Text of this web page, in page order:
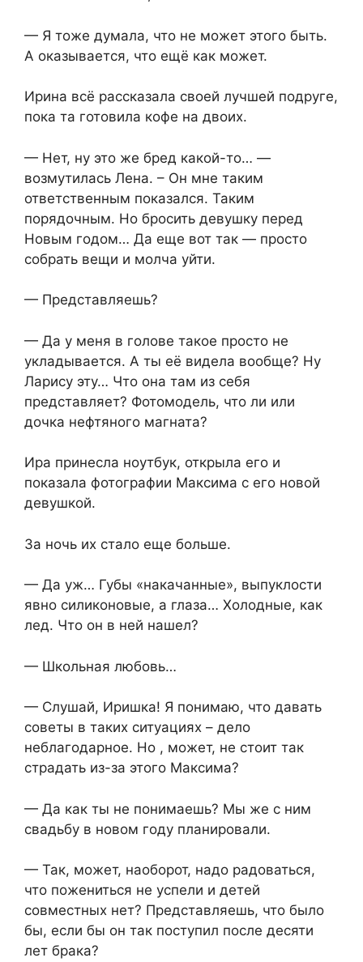
— Я тоже думала, что не может этого быть.
А оказывается, что ещё как может.
Ирина всё рассказала своей лучшей подруге,
пока та готовила кофе на двоих.
— Нет, ну это же бред какой-то… —
возмутилась Лена. – Он мне таким
ответственным показался. Таким
порядочным. Но бросить девушку перед
Новым годом… Да еще вот так — просто
собрать вещи и молча уйти.
— Представляешь?
— Да у меня в голове такое просто не
укладывается. А ты её видела вообще? Ну
Ларису эту… Что она там из себя
представляет? Фотомодель, что ли или
дочка нефтяного магната?
Ира принесла ноутбук, открыла его и
показала фотографии Максима с его новой
девушкой.
За ночь их стало еще больше.
— Да уж… Губы «накачанные», выпуклости
явно силиконовые, а глаза… Холодные, как
лед. Что он в ней нашел?
— Школьная любовь…
— Слушай, Иришка! Я понимаю, что давать
советы в таких ситуациях – дело
неблагодарное. Но , может, не стоит так
страдать из-за этого Максима?
— Да как ты не понимаешь? Мы же с ним
свадьбу в новом году планировали.
— Так, может, наоборот, надо радоваться,
что пожениться не успели и детей
совместных нет? Представляешь, что было
бы, если бы он так поступил после десяти
лет брака?